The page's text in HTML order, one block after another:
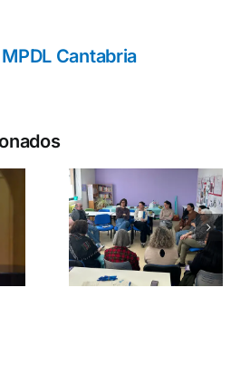
MPDL Cantabria
y
manuales
educativos
para
impulsar la